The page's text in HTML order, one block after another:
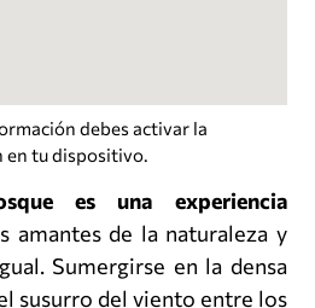
debes activar la
en tu dispositivo.
es una experiencia
amantes de la naturaleza y
Sumergirse en la densa
susurro del viento entre los